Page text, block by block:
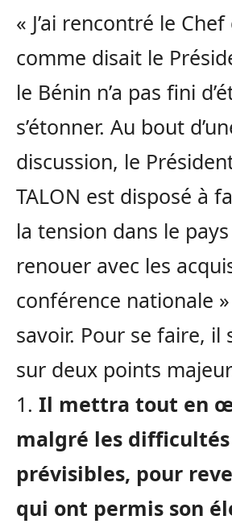
« J’ai rencontré le Chef
comme disait le
le Bénin n’a pas fini
s’étonner. Au bout
discussion, le
TALON est disposé à
la tension dans le
renouer avec les
conférence nationale
savoir. Pour se faire, il
sur deux points
1. Il mettra tout en
malgré les difficultés
prévisibles, pour
qui ont permis son